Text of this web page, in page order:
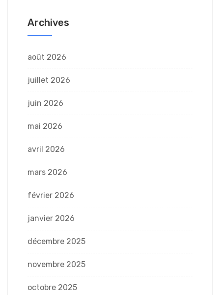
Archives
août 2026
juillet 2026
juin 2026
mai 2026
avril 2026
mars 2026
février 2026
janvier 2026
décembre 2025
novembre 2025
octobre 2025